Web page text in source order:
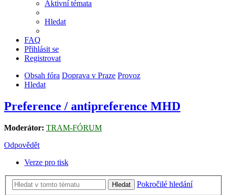
Aktivní témata
Hledat
FAQ
Přihlásit se
Registrovat
Obsah fóra Doprava v Praze Provoz
Hledat
Preference / antipreference MHD
Moderátor: TRAM-FÓRUM
Odpovědět
Verze pro tisk
Hledat
Pokročilé hledání